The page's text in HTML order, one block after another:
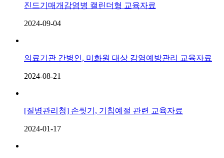
진드기매개감염병 캘린더형 교육자료
2024-09-04
의료기관 간병인, 미화원 대상 감염예방관리 교육자료
2024-08-21
[질병관리청] 손씻기, 기침예절 관련 교육자료
2024-01-17